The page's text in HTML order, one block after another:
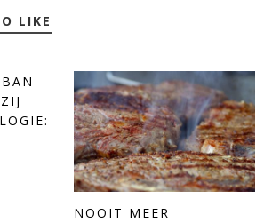
LIKE
NOOIT MEER